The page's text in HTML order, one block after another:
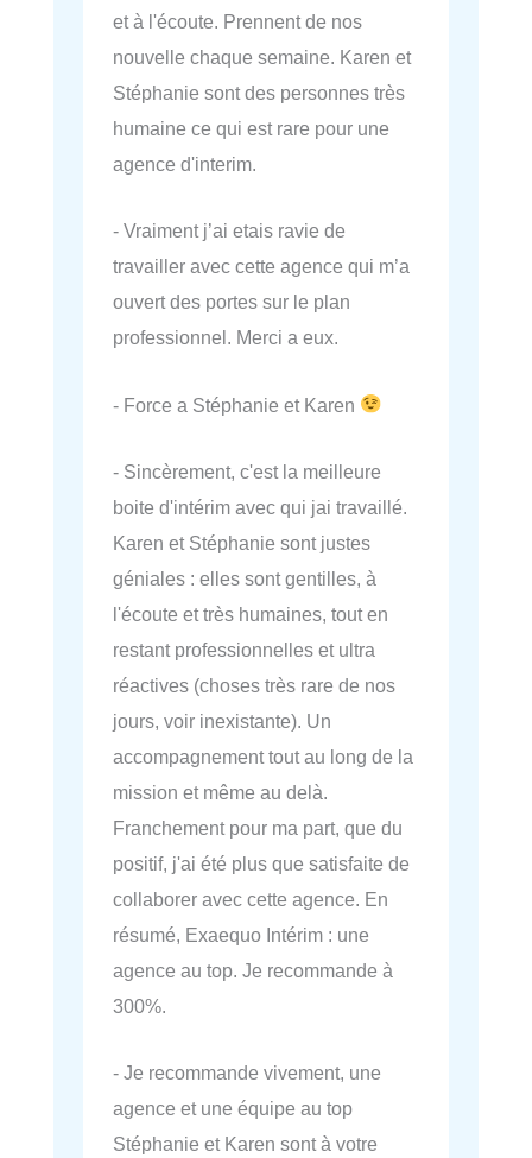
et à l'écoute. Prennent de nos
nouvelle chaque semaine. Karen et
Stéphanie sont des personnes très
humaine ce qui est rare pour une
agence d'interim.
- Vraiment j’ai etais ravie de
travailler avec cette agence qui m’a
ouvert des portes sur le plan
professionnel. Merci a eux.
- Force a Stéphanie et Karen
- Sincèrement, c'est la meilleure
boite d'intérim avec qui jai travaillé.
Karen et Stéphanie sont justes
géniales : elles sont gentilles, à
l'écoute et très humaines, tout en
restant professionnelles et ultra
réactives (choses très rare de nos
jours, voir inexistante). Un
accompagnement tout au long de la
mission et même au delà.
Franchement pour ma part, que du
positif, j'ai été plus que satisfaite de
collaborer avec cette agence. En
résumé, Exaequo Intérim : une
agence au top. Je recommande à
300%.
- Je recommande vivement, une
agence et une équipe au top
Stéphanie et Karen sont à votre